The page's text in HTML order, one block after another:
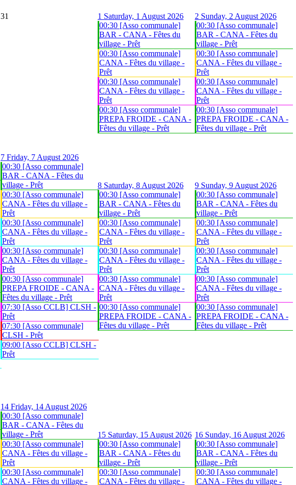
31 1 Saturday, 1 August 2026
00:30 [Asso communale]
BAR - CANA - Fêtes du
village - Prêt
00:30 [Asso communale]
CANA - Fêtes du village -
Prêt
00:30 [Asso communale]
CANA - Fêtes du village -
Prêt
00:30 [Asso communale]
PREPA FROIDE - CANA -
Fêtes du village - Prêt
2 Sunday, 2 August 2026
00:30 [Asso communale]
BAR - CANA - Fêtes du
village - Prêt
00:30 [Asso communale]
CANA - Fêtes du village -
Prêt
00:30 [Asso communale]
CANA - Fêtes du village -
Prêt
00:30 [Asso communale]
PREPA FROIDE - CANA -
Fêtes du village - Prêt
7 Friday, 7 August 2026
00:30 [Asso communale]
BAR - CANA - Fêtes du
village - Prêt
00:30 [Asso communale]
CANA - Fêtes du village -
Prêt
00:30 [Asso communale]
CANA - Fêtes du village -
Prêt
00:30 [Asso communale]
CANA - Fêtes du village -
Prêt
00:30 [Asso communale]
PREPA FROIDE - CANA -
Fêtes du village - Prêt
07:30 [Asso CCLB] CLSH -
Prêt
07:30 [Asso communale]
CLSH - Prêt
09:00 [Asso CCLB] CLSH -
Prêt
8 Saturday, 8 August 2026
00:30 [Asso communale]
BAR - CANA - Fêtes du
village - Prêt
00:30 [Asso communale]
CANA - Fêtes du village -
Prêt
00:30 [Asso communale]
CANA - Fêtes du village -
Prêt
00:30 [Asso communale]
CANA - Fêtes du village -
Prêt
00:30 [Asso communale]
PREPA FROIDE - CANA -
Fêtes du village - Prêt
9 Sunday, 9 August 2026
00:30 [Asso communale]
BAR - CANA - Fêtes du
village - Prêt
00:30 [Asso communale]
CANA - Fêtes du village -
Prêt
00:30 [Asso communale]
CANA - Fêtes du village -
Prêt
00:30 [Asso communale]
CANA - Fêtes du village -
Prêt
00:30 [Asso communale]
PREPA FROIDE - CANA -
Fêtes du village - Prêt
14 Friday, 14 August 2026
00:30 [Asso communale]
BAR - CANA - Fêtes du
village - Prêt
00:30 [Asso communale]
CANA - Fêtes du village -
Prêt
00:30 [Asso communale]
CANA - Fêtes du village -
15 Saturday, 15 August 2026
00:30 [Asso communale]
BAR - CANA - Fêtes du
village - Prêt
00:30 [Asso communale]
CANA - Fêtes du village -
16 Sunday, 16 August 2026
00:30 [Asso communale]
BAR - CANA - Fêtes du
village - Prêt
00:30 [Asso communale]
CANA - Fêtes du village -